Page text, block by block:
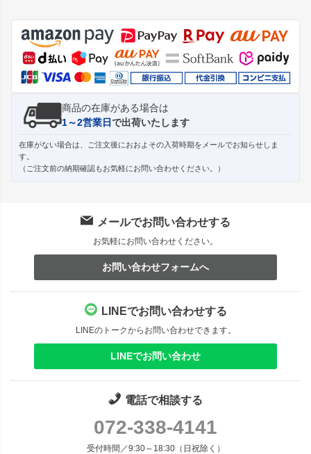
ジト
ップ
へ
商品の在庫がある場合は
1～2営業日で出荷いたします
在庫がない場合は、ご注文後におおよその入荷時期をメールでお知らせしま
す。
（ご注文前の納期確認もお気軽にお問い合わせください。）
メールでお問い合わせする
お気軽にお問い合わせください。
お問い合わせフォームへ
LINEでお問い合わせする
LINEのトークからお問い合わせできます。
LINEでお問い合わせ
電話で相談する
072-338-4141
受付時間／9:30～18:30（日祝除く）